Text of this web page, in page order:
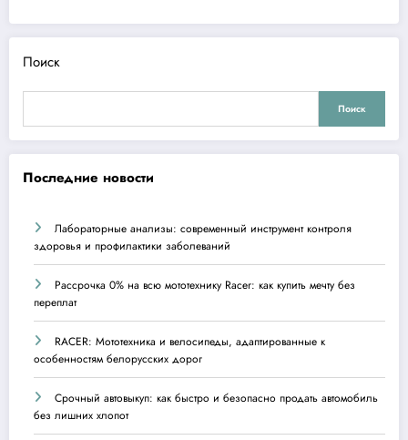
Поиск
Поиск
Последние новости
Лабораторные анализы: современный инструмент контроля
здоровья и профилактики заболеваний
Рассрочка 0% на всю мототехнику Racer: как купить мечту без
переплат
RACER: Мототехника и велосипеды, адаптированные к
особенностям белорусских дорог
Срочный автовыкуп: как быстро и безопасно продать автомобиль
без лишних хлопот